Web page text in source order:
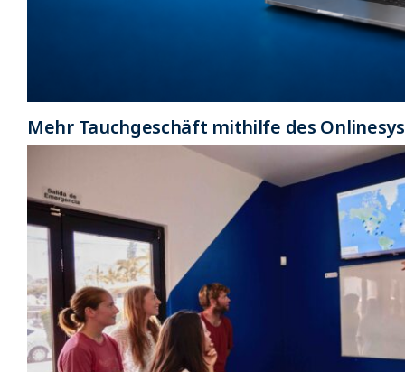
Mehr Tauchgeschäft mithilfe des